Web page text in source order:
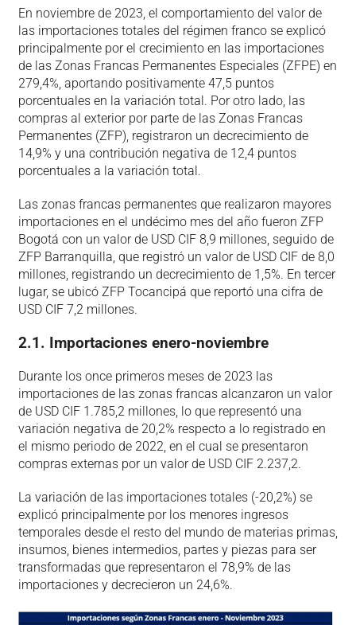
En noviembre de 2023, el comportamiento del valor de
las importaciones totales del régimen franco se explicó
principalmente por el crecimiento en las importaciones
de las Zonas Francas Permanentes Especiales (ZFPE) en
279,4%, aportando positivamente 47,5 puntos
porcentuales en la variación total. Por otro lado, las
compras al exterior por parte de las Zonas Francas
Permanentes (ZFP), registraron un decrecimiento de
14,9% y una contribución negativa de 12,4 puntos
porcentuales a la variación total.
Las zonas francas permanentes que realizaron mayores
importaciones en el undécimo mes del año fueron ZFP
Bogotá con un valor de USD CIF 8,9 millones, seguido de
ZFP Barranquilla, que registró un valor de USD CIF de 8,0
millones, registrando un decrecimiento de 1,5%. En tercer
lugar, se ubicó ZFP Tocancipá que reportó una cifra de
USD CIF 7,2 millones.
2.1. Importaciones enero-noviembre
Durante los once primeros meses de 2023 las
importaciones de las zonas francas alcanzaron un valor
de USD CIF 1.785,2 millones, lo que representó una
variación negativa de 20,2% respecto a lo registrado en
el mismo periodo de 2022, en el cual se presentaron
compras externas por un valor de USD CIF 2.237,2.
La variación de las importaciones totales (-20,2%) se
explicó principalmente por los menores ingresos
temporales desde el resto del mundo de materias primas,
insumos, bienes intermedios, partes y piezas para ser
transformadas que representaron el 78,9% de las
importaciones y decrecieron un 24,6%.